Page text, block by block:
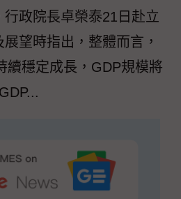
政院長卓榮泰21日赴立
望時指出，整體而言，
續穩定成長，GDP規模將